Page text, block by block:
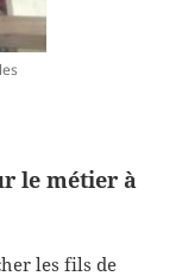
le métier à
les fils de